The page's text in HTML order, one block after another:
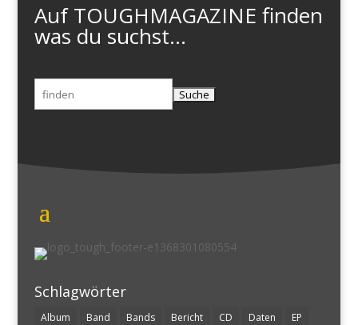
Auf TOUGHMAGAZINE finden
was du suchst...
Suchen
nach:
Schlagwörter
Album Band Bands Bericht CD Daten EP